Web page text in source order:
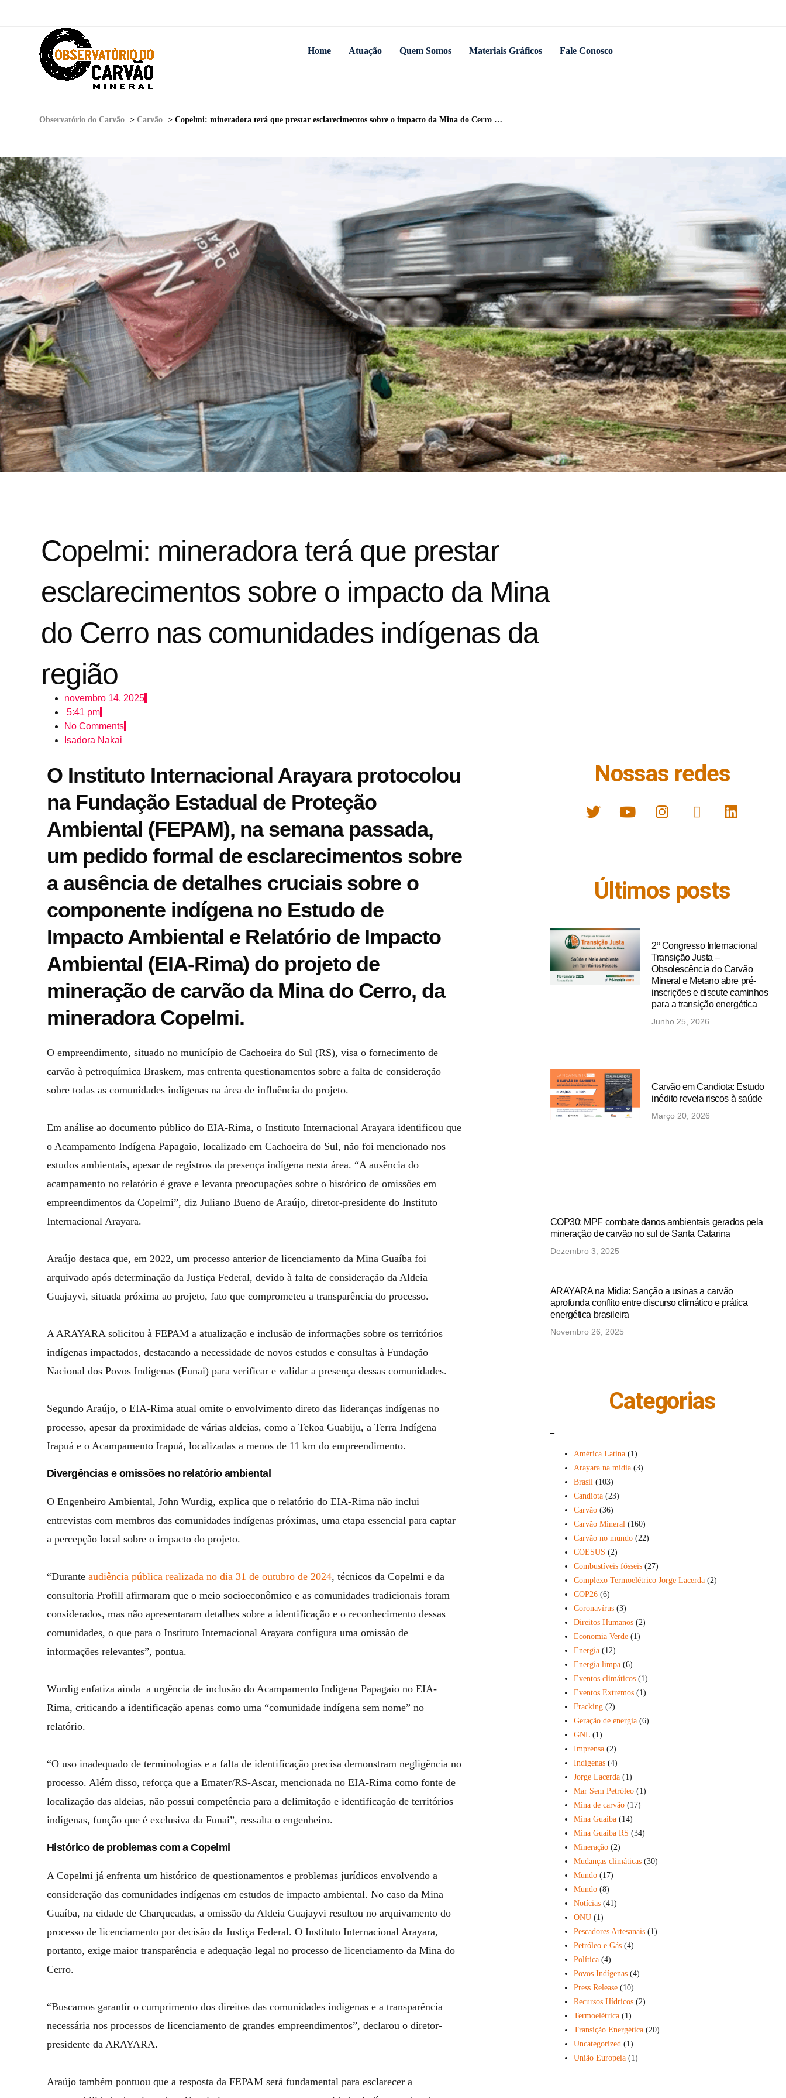
Home Atuação Quem Somos Materiais Gráficos Fale Conosco
Observatório do Carvão > Carvão > Copelmi: mineradora terá que prestar esclarecimentos sobre o impacto da Mina do Cerro nas comunidades indígenas da região
Copelmi: mineradora terá que prestar
esclarecimentos sobre o impacto da Mina
do Cerro nas comunidades indígenas da
região
novembro 14, 2025
5:41 pm
No Comments
Isadora Nakai
O Instituto Internacional Arayara protocolou
na Fundação Estadual de Proteção
Ambiental (FEPAM), na semana passada,
um pedido formal de esclarecimentos sobre
a ausência de detalhes cruciais sobre o
componente indígena no Estudo de
Impacto Ambiental e Relatório de Impacto
Ambiental (EIA-Rima) do projeto de
mineração de carvão da Mina do Cerro, da
mineradora Copelmi.
O empreendimento, situado no município de Cachoeira do Sul (RS), visa o fornecimento de
carvão à petroquímica Braskem, mas enfrenta questionamentos sobre a falta de consideração
sobre todas as comunidades indígenas na área de influência do projeto.
Em análise ao documento público do EIA-Rima, o Instituto Internacional Arayara identificou que
o Acampamento Indígena Papagaio, localizado em Cachoeira do Sul, não foi mencionado nos
estudos ambientais, apesar de registros da presença indígena nesta área. “A ausência do
acampamento no relatório é grave e levanta preocupações sobre o histórico de omissões em
empreendimentos da Copelmi”, diz Juliano Bueno de Araújo, diretor-presidente do Instituto
Internacional Arayara.
Araújo destaca que, em 2022, um processo anterior de licenciamento da Mina Guaíba foi
arquivado após determinação da Justiça Federal, devido à falta de consideração da Aldeia
Guajayvi, situada próxima ao projeto, fato que comprometeu a transparência do processo.
A ARAYARA solicitou à FEPAM a atualização e inclusão de informações sobre os territórios
indígenas impactados, destacando a necessidade de novos estudos e consultas à Fundação
Nacional dos Povos Indígenas (Funai) para verificar e validar a presença dessas comunidades.
Segundo Araújo, o EIA-Rima atual omite o envolvimento direto das lideranças indígenas no
processo, apesar da proximidade de várias aldeias, como a Tekoa Guabiju, a Terra Indígena
Irapuá e o Acampamento Irapuá, localizadas a menos de 11 km do empreendimento.
Divergências e omissões no relatório ambiental
O Engenheiro Ambiental, John Wurdig, explica que o relatório do EIA-Rima não inclui
entrevistas com membros das comunidades indígenas próximas, uma etapa essencial para captar
a percepção local sobre o impacto do projeto.
“Durante audiência pública realizada no dia 31 de outubro de 2024, técnicos da Copelmi e da
consultoria Profill afirmaram que o meio socioeconômico e as comunidades tradicionais foram
considerados, mas não apresentaram detalhes sobre a identificação e o reconhecimento dessas
comunidades, o que para o Instituto Internacional Arayara configura uma omissão de
informações relevantes”, pontua.
Wurdig enfatiza ainda a urgência de inclusão do Acampamento Indígena Papagaio no EIA-
Rima, criticando a identificação apenas como uma “comunidade indígena sem nome” no
relatório.
“O uso inadequado de terminologias e a falta de identificação precisa demonstram negligência no
processo. Além disso, reforça que a Emater/RS-Ascar, mencionada no EIA-Rima como fonte de
localização das aldeias, não possui competência para a delimitação e identificação de territórios
indígenas, função que é exclusiva da Funai”, ressalta o engenheiro.
Histórico de problemas com a Copelmi
A Copelmi já enfrenta um histórico de questionamentos e problemas jurídicos envolvendo a
consideração das comunidades indígenas em estudos de impacto ambiental. No caso da Mina
Guaíba, na cidade de Charqueadas, a omissão da Aldeia Guajayvi resultou no arquivamento do
processo de licenciamento por decisão da Justiça Federal. O Instituto Internacional Arayara,
portanto, exige maior transparência e adequação legal no processo de licenciamento da Mina do
Cerro.
“Buscamos garantir o cumprimento dos direitos das comunidades indígenas e a transparência
necessária nos processos de licenciamento de grandes empreendimentos”, declarou o diretor-
presidente da ARAYARA.
Araújo também pontuou que a resposta da FEPAM será fundamental para esclarecer a
Nossas redes
Últimos posts
2º Congresso Internacional
Transição Justa –
Obsolescência do Carvão
Mineral e Metano abre pré-
inscrições e discute caminhos
para a transição energética
Junho 25, 2026
Carvão em Candiota: Estudo
inédito revela riscos à saúde
Março 20, 2026
COP30: MPF combate danos ambientais gerados pela
mineração de carvão no sul de Santa Catarina
Dezembro 3, 2025
ARAYARA na Mídia: Sanção a usinas a carvão
aprofunda conflito entre discurso climático e prática
energética brasileira
Novembro 26, 2025
Categorias
América Latina(1)
Arayara na mídia(3)
Brasil(103)
Candiota(23)
Carvão(36)
Carvão Mineral(160)
Carvão no mundo(22)
COESUS (2)
Combustíveis fósseis(27)
Complexo Termoelétrico Jorge Lacerda(2)
COP26(6)
Coronavírus(3)
Direitos Humanos(2)
Economia Verde(1)
Energia(12)
Energia limpa(6)
Eventos climáticos(1)
Eventos Extremos(1)
Fracking(2)
Geração de energia(6)
GNL(1)
Imprensa(2)
Indígenas(4)
Jorge Lacerda(1)
Mar Sem Petróleo(1)
Mina de carvão(17)
Mina Guaiba(14)
Mina Guaíba RS (34)
Mineração(2)
Mudanças climáticas(30)
Mundo(17)
Mundo(8)
Notícias(41)
ONU(1)
Pescadores Artesanais(1)
Petróleo e Gás(4)
Política(4)
Povos Indígenas(4)
Press Release(10)
Recursos Hídricos(2)
Termoelétrica(1)
Transição Energética(20)
Uncategorized(1)
União Europeia(1)